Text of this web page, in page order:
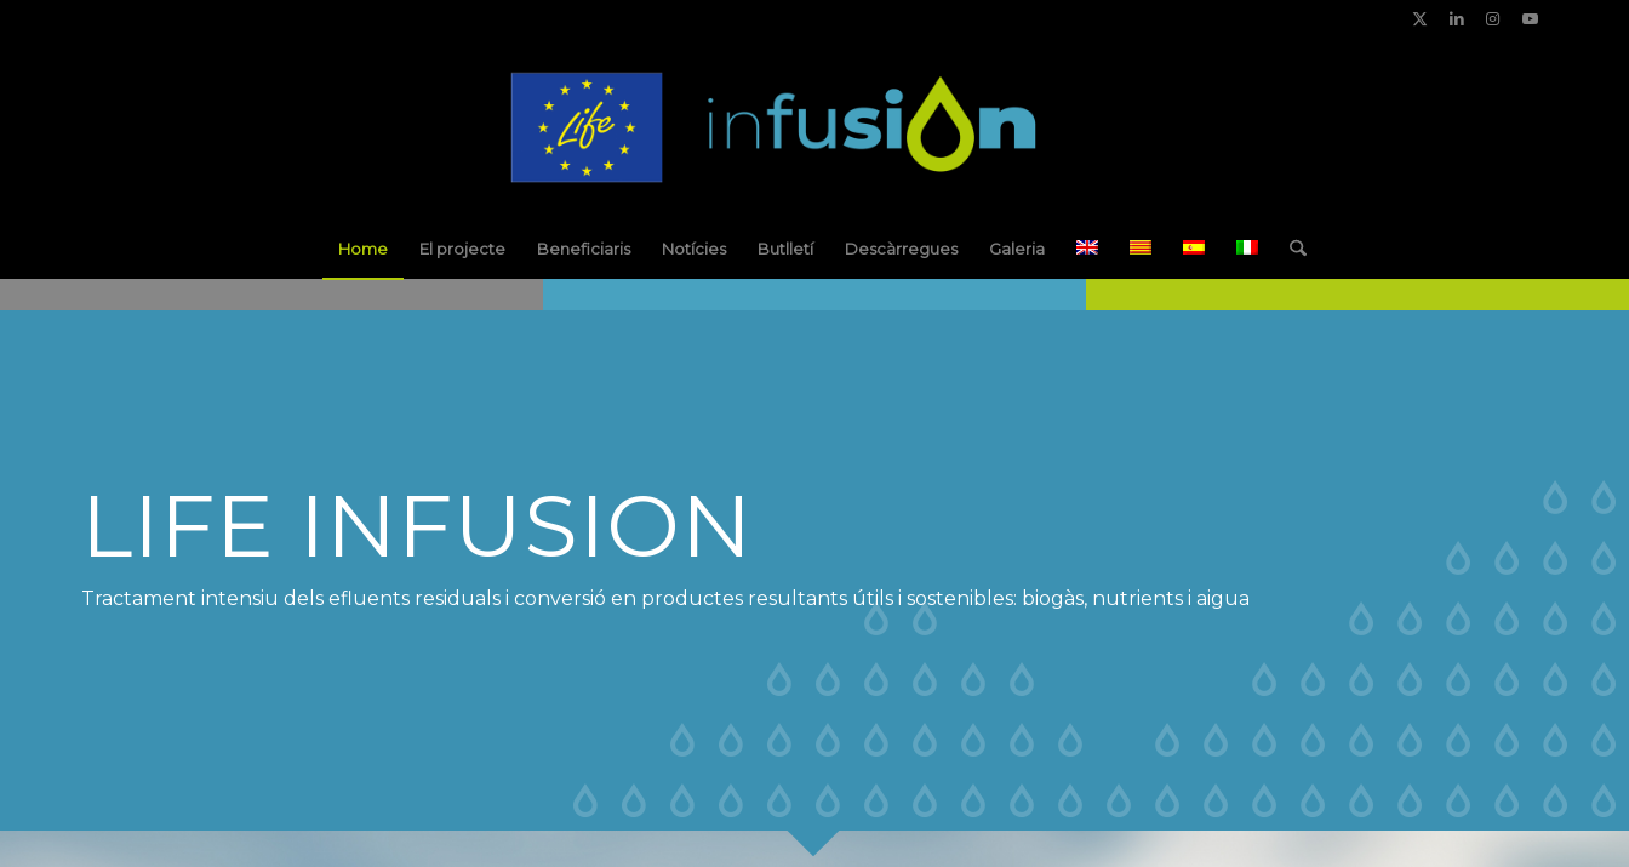
Home El projecte Beneficiaris Notícies Butlletí Descàrregues Galeria
LIFE INFUSION
Tractament intensiu dels efluents residuals i conversió en productes resultants útils i sostenibles: biogàs, nutrients i aigua